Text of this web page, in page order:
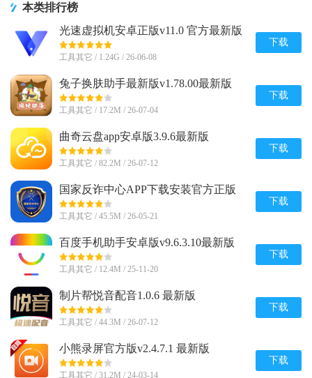
本类排行榜
光速虚拟机安卓正版v11.0 官方最新版
【64位】
工具其它 / 1.24G / 26-06-08
下载
兔子换肤助手最新版v1.78.00最新版
工具其它 / 17.2M / 26-07-04
下载
曲奇云盘app安卓版3.9.6最新版
工具其它 / 82.2M / 26-07-12
下载
国家反诈中心APP下载安装官方正版
v2.0.25
工具其它 / 45.5M / 26-05-21
下载
百度手机助手安卓版v9.6.3.10最新版
工具其它 / 12.4M / 25-11-20
下载
制片帮悦音配音1.0.6 最新版
工具其它 / 44.3M / 26-07-12
下载
小熊录屏官方版v2.4.7.1 最新版
工具其它 / 31.2M / 24-03-14
下载